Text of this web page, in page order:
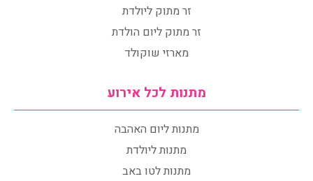
זר מתוק ליולדת
זר מתוק ליום הולדת
מארזי שוקולד
מתנות לכל אירוע
מתנות ליום האהבה
מתנות ליולדת
מתנות לטו באב